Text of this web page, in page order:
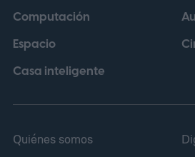
Computación
Espacio
Casa inteligente
Quiénes somos